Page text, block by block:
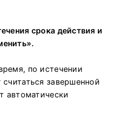
срока действия и
по истечении
завершенной
автоматически